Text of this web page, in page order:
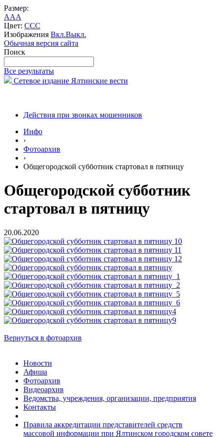
Размер:
AAA
Цвет: CCC
Изображения Вкл.Выкл.
Обычная версия сайта
Поиск
Все результаты
Сетевое издание Ялтинские вести
Действия при звонках мошенников
Инфо
›
Фотоархив
›
Общегородской субботник стартовал в пятницу
Общегородской субботник
стартовал в пятницу
20.06.2020
Вернуться в фотоархив
Новости
Афиша
Фотоархив
Видеоархив
Ведомства, учреждения, организации, предприятия
Контакты
Правила аккредитации представителей средств
массовой информации при Ялтинском городском совете